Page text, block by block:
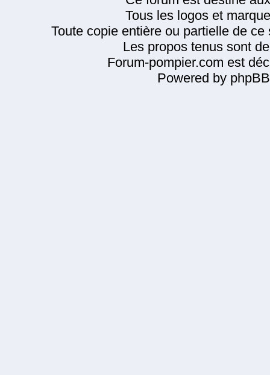
Tous les logos et
Toute copie entière ou partielle de
Les propos tenus sont
Forum-pompier.com est
Powered by